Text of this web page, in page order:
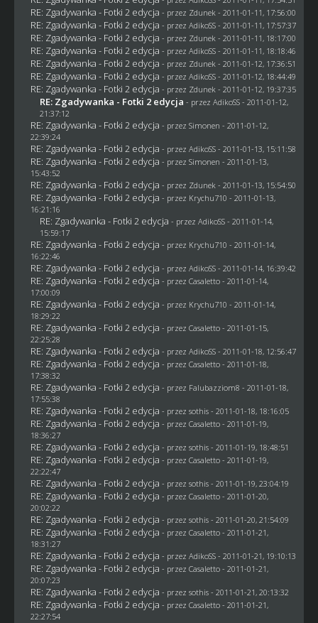
RE: Zgadywanka - Fotki 2 edycja - przez Zdunek - 2011-01-11, 17:56:00
RE: Zgadywanka - Fotki 2 edycja - przez AdikoSS - 2011-01-11, 17:57:37
RE: Zgadywanka - Fotki 2 edycja - przez Zdunek - 2011-01-11, 18:17:00
RE: Zgadywanka - Fotki 2 edycja - przez AdikoSS - 2011-01-11, 18:18:46
RE: Zgadywanka - Fotki 2 edycja - przez Zdunek - 2011-01-12, 17:36:51
RE: Zgadywanka - Fotki 2 edycja - przez AdikoSS - 2011-01-12, 18:44:49
RE: Zgadywanka - Fotki 2 edycja - przez Zdunek - 2011-01-12, 19:37:35
RE: Zgadywanka - Fotki 2 edycja - przez AdikoSS - 2011-01-12,
21:37:12
RE: Zgadywanka - Fotki 2 edycja - przez Simonen - 2011-01-12,
22:39:24
RE: Zgadywanka - Fotki 2 edycja - przez AdikoSS - 2011-01-13, 15:11:58
RE: Zgadywanka - Fotki 2 edycja - przez Simonen - 2011-01-13,
15:43:52
RE: Zgadywanka - Fotki 2 edycja - przez Zdunek - 2011-01-13, 15:54:50
RE: Zgadywanka - Fotki 2 edycja - przez Krychu710 - 2011-01-13,
16:21:16
RE: Zgadywanka - Fotki 2 edycja - przez AdikoSS - 2011-01-14,
15:59:17
RE: Zgadywanka - Fotki 2 edycja - przez Krychu710 - 2011-01-14,
16:22:46
RE: Zgadywanka - Fotki 2 edycja - przez AdikoSS - 2011-01-14, 16:39:42
RE: Zgadywanka - Fotki 2 edycja - przez Casaletto- 2011-01-14,
17:00:09
RE: Zgadywanka - Fotki 2 edycja - przez Krychu710 - 2011-01-14,
18:29:22
RE: Zgadywanka - Fotki 2 edycja - przez Casaletto- 2011-01-15,
22:25:28
RE: Zgadywanka - Fotki 2 edycja - przez AdikoSS - 2011-01-18, 12:56:47
RE: Zgadywanka - Fotki 2 edycja - przez Casaletto- 2011-01-18,
17:38:32
RE: Zgadywanka - Fotki 2 edycja - przez Falubazziom8 - 2011-01-18,
17:55:38
RE: Zgadywanka - Fotki 2 edycja - przez sothis- 2011-01-18, 18:16:05
RE: Zgadywanka - Fotki 2 edycja - przez Casaletto- 2011-01-19,
18:36:27
RE: Zgadywanka - Fotki 2 edycja - przez sothis- 2011-01-19, 18:48:51
RE: Zgadywanka - Fotki 2 edycja - przez Casaletto- 2011-01-19,
22:22:47
RE: Zgadywanka - Fotki 2 edycja - przez sothis- 2011-01-19, 23:04:19
RE: Zgadywanka - Fotki 2 edycja - przez Casaletto- 2011-01-20,
20:02:22
RE: Zgadywanka - Fotki 2 edycja - przez sothis- 2011-01-20, 21:54:09
RE: Zgadywanka - Fotki 2 edycja - przez Casaletto- 2011-01-21,
18:31:27
RE: Zgadywanka - Fotki 2 edycja - przez AdikoSS - 2011-01-21, 19:10:13
RE: Zgadywanka - Fotki 2 edycja - przez Casaletto- 2011-01-21,
20:07:23
RE: Zgadywanka - Fotki 2 edycja - przez sothis- 2011-01-21, 20:13:32
RE: Zgadywanka - Fotki 2 edycja - przez Casaletto- 2011-01-21,
22:27:54